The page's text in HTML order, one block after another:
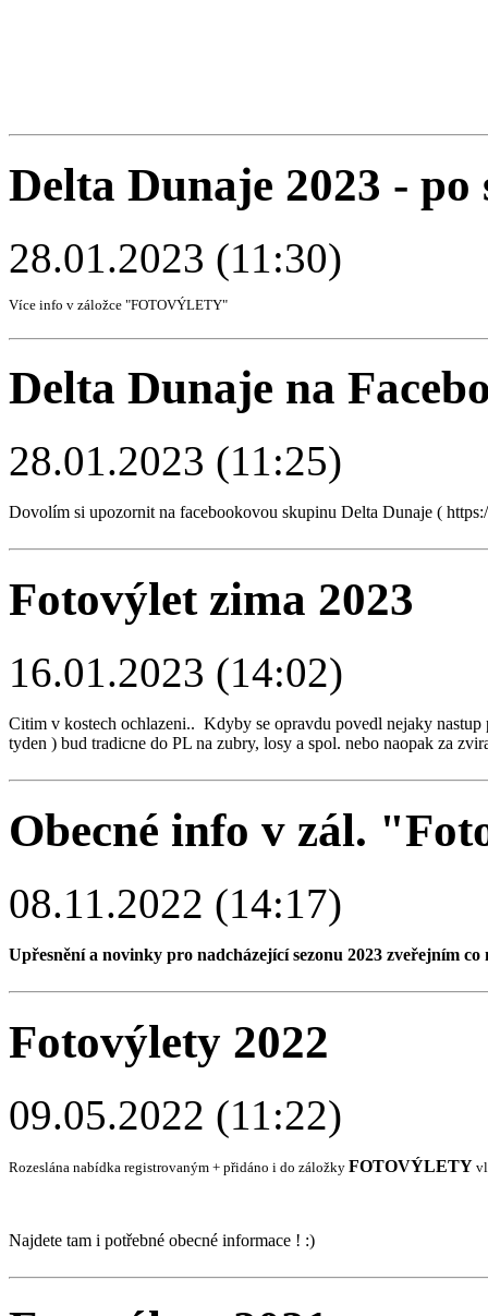
Delta Dunaje 2023 - po
28.01.2023 (11:30)
Více info v záložce "FOTOVÝLETY"
Delta Dunaje na
28.01.2023 (11:25)
Dovolím si upozornit na facebookovou skupinu Delta Dunaje (
Fotovýlet zima 2023
16.01.2023 (14:02)
Citim v kostech ochlazeni.. Kdyby se opravdu povedl nejaky
tyden ) bud tradicne do PL na zubry, losy a spol. nebo naopak za
Obecné info v zál.
08.11.2022 (14:17)
Upřesnění a novinky pro nadcházející sezonu 2023 zveřejním
Fotovýlety 2022
09.05.2022 (11:22)
Rozeslána nabídka registrovaným + přidáno i do záložky FOTOVÝLETY
Najdete tam i potřebné obecné informace ! :)